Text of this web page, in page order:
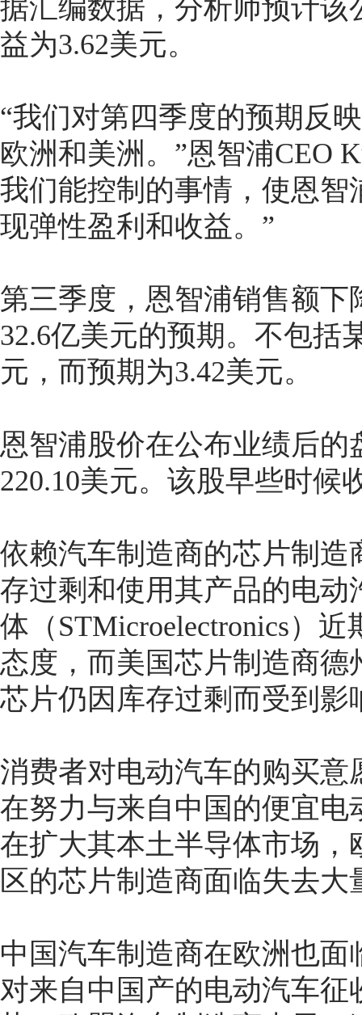
据汇编数据，分析师预计该
益为3.62美元。
“我们对第四季度的预期反
欧洲和美洲。”恩智浦CEO
我们能控制的事情，使恩
现弹性盈利和收益。”
第三季度，恩智浦销售额下
32.6亿美元的预期。不包括
元，而预期为3.42美元。
恩智浦股价在公布业绩后的
220.10美元。该股早些时候
依赖汽车制造商的芯片制
存过剩和使用其产品的电
体（STMicroelectronics）
态度，而美国芯片制造商
芯片仍因库存过剩而受到影
消费者对电动汽车的购买
在努力与来自中国的便宜
在扩大其本土半导体市场
区的芯片制造商面临失去
中国汽车制造商在欧洲也
对来自中国产的电动汽车